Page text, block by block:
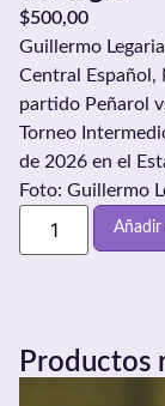
$500,00
Guillermo
Central Español,
partido Peñarol
Torneo
de 2026 en el
Foto: Guillermo
Productos